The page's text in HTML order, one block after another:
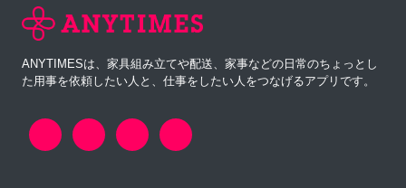
ANYTIMESは、家具組み立てや配送、家事などの日常のちょっとし
た用事を依頼したい人と、仕事をしたい人をつなげるアプリです。